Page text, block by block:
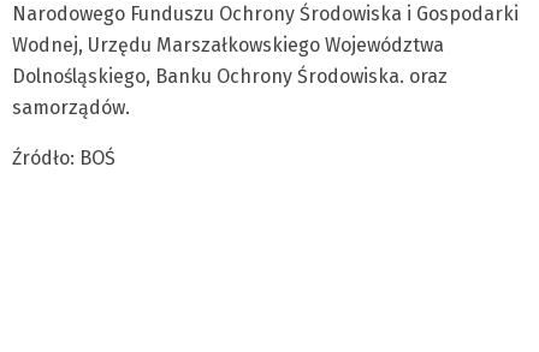
Narodowego Funduszu Ochrony Środowiska i Gospodarki
Wodnej, Urzędu Marszałkowskiego Województwa
Dolnośląskiego, Banku Ochrony Środowiska. oraz
samorządów.
Źródło: BOŚ